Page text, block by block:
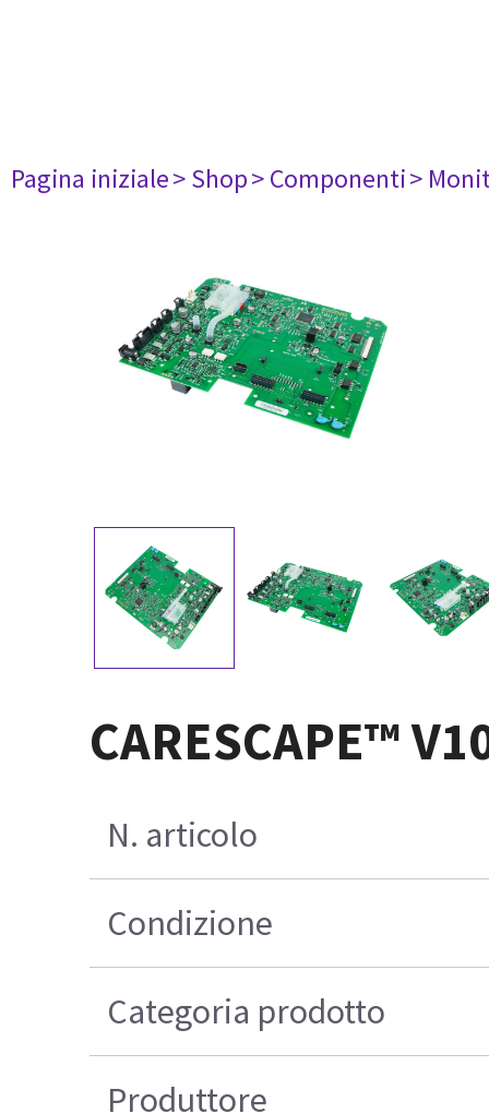
Pagina iniziale> Shop> Componenti>
CARESCAPE™
N. articolo
Condizione
Categoria prodotto
Produttore